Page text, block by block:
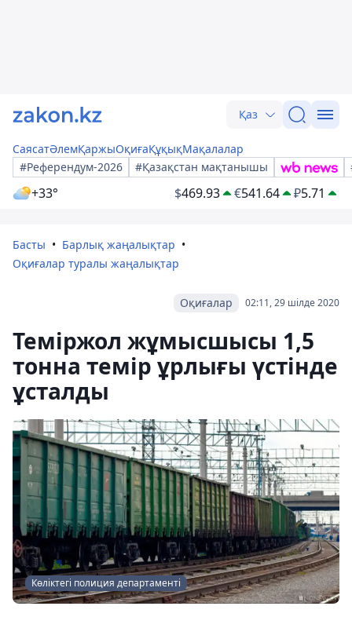
Қаз
СаясатӘлемҚаржыОқиғаҚұқықМақалалар
#Референдум-2026
#Қазақстан мақтанышы
+33° $469.93 €541.64 ₽5.71
Басты
Барлық жаңалықтар
Оқиғалар туралы жаңалықтар
02:11, 29 шілде 2020
Оқиғалар
Теміржол жұмысшысы 1,5
тонна темір ұрлығы үстінде
ұсталды
Көліктегі полиция департаменті